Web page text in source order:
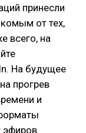
принесли
от тех,
всего, на
На будущее
прогрев
и
эфиров.